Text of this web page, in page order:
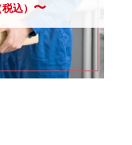
税込） 〜